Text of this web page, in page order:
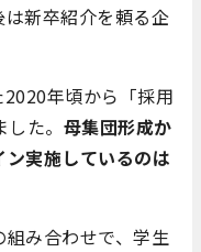
新卒紹介を頼る企
年頃から「採用
た。 母集団形成か
実施しているのは
み合わせで、学生